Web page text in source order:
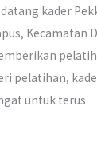
kader
Kecamatan
pelatihan,
untuk terus